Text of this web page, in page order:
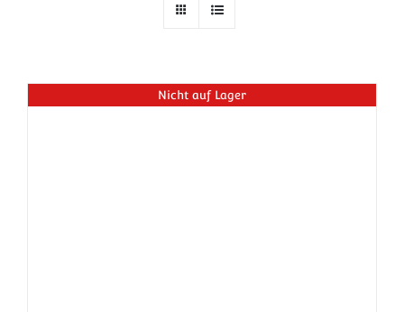
Nicht auf Lager